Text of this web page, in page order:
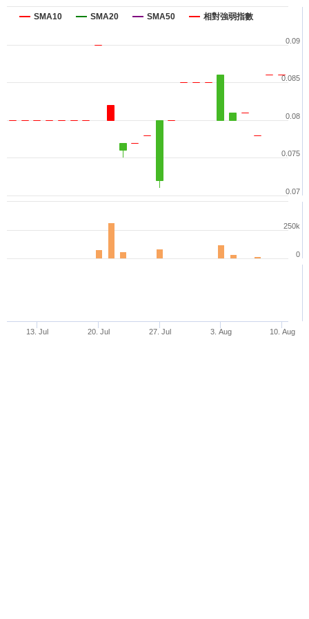
SMA10 SMA20 SMA50 相對強弱指數
13. Jul 20. Jul 27. Jul 3. Aug 10. Aug
0.07
0.075
0.08
0.085
0.09
0
250k